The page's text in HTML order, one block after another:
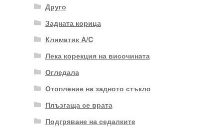
Друго
Задната корица
Климатик A/C
Лека корекция на височината
Огледала
Отопление на задното стъкло
Плъзгаща се врата
Подгряване на седалките